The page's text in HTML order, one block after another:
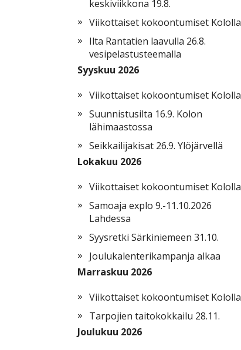
keskiviikkona 19.8.
Viikottaiset kokoontumiset Kololla
Ilta Rantatien laavulla 26.8.
vesipelastusteemalla
Syyskuu 2026
Viikottaiset kokoontumiset Kololla
Suunnistusilta 16.9. Kolon
lähimaastossa
Seikkailijakisat 26.9. Ylöjärvellä
Lokakuu 2026
Viikottaiset kokoontumiset Kololla
Samoaja explo 9.-11.10.2026
Lahdessa
Syysretki Särkiniemeen 31.10.
Joulukalenterikampanja alkaa
Marraskuu 2026
Viikottaiset kokoontumiset Kololla
Tarpojien taitokokkailu 28.11.
Joulukuu 2026